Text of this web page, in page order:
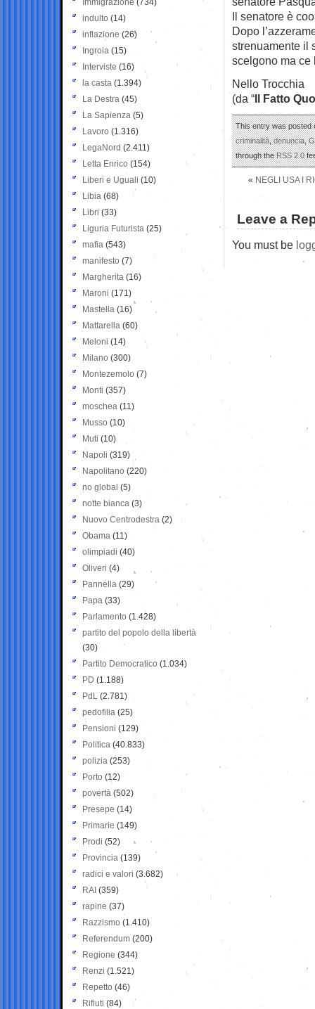
Il senatore è
Dopo
strenuamente il
scelgono ma ce
Nello Trocchia
(da “Il Fatto
This entry was posted
criminalità,denuncia,
through theRSS 2.0
« NEGLI USA I
Leave a
You must be
Immigrazione (734)
indulto (14)
inflazione (26)
Ingroia (15)
Interviste (16)
la casta (1.394)
La Destra (45)
La Sapienza (5)
Lavoro (1.316)
LegaNord (2.411)
Letta Enrico (154)
Liberi e Uguali (10)
Libia (68)
Libri (33)
Liguria Futurista (25)
mafia (543)
manifesto (7)
Margherita (16)
Maroni (171)
Mastella (16)
Mattarella (60)
Meloni (14)
Milano (300)
Montezemolo (7)
Monti (357)
moschea (11)
Musso (10)
Muti (10)
Napoli (319)
Napolitano (220)
no global (5)
notte bianca (3)
Nuovo Centrodestra (2)
Obama (11)
olimpiadi (40)
Oliveri (4)
Pannella (29)
Papa (33)
Parlamento (1.428)
partito del popolo della libertà
(30)
Partito Democratico (1.034)
PD (1.188)
PdL (2.781)
pedofilia (25)
Pensioni (129)
Politica (40.833)
polizia (253)
Porto (12)
povertà (502)
Presepe (14)
Primarie (149)
Prodi (52)
Provincia (139)
radici e valori (3.682)
RAI (359)
rapine (37)
Razzismo (1.410)
Referendum (200)
Regione (344)
Renzi (1.521)
Repetto (46)
Rifiuti (84)